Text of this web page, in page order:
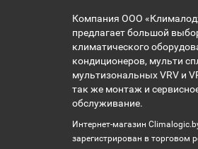
Компания ООО
предлагает большой
климатического
кондиционеров, мульти
мультизональных VRV и
так же монтаж и
обслуживание.
Интернет-магазин
зарегистрирован в торговом